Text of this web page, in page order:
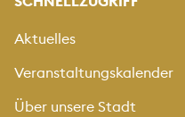
Aktuelles
Veranstaltungskalender
Über unsere Stadt